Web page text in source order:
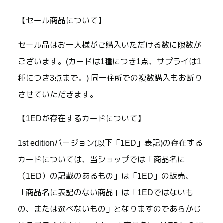
【セール商品について】
セール品はお一人様がご購入いただける数に限数が
ございます。(カードは1種につき1点、サプライは1
種につき3点まで。) 同一住所での複数購入もお断り
させていただきます。
【1EDが存在するカードについて】
1st editionバージョン(以下「1ED」表記)の存在する
カードについては、当ショップでは「商品名に
（1ED）の記載のあるもの」は「1ED」の販売、
「商品名に表記のない商品」は「1EDではないも
の、または選べないもの」となりますのであらかじ